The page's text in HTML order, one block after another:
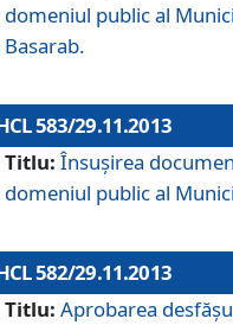
domeniul public al
Basarab.
583/29.11.2013
Titlu: Însuşirea
domeniul public al
582/29.11.2013
Titlu: Aprobarea